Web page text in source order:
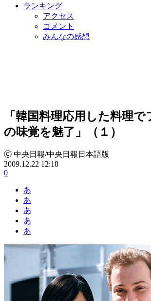
ランキング
アクセス
コメント
みんなの感想
「韓国料理応用した料理で
の味覚を魅了」（１）
ⓒ 中央日報/中央日報日本語版
2009.12.22 12:18
0
あ
あ
あ
あ
あ